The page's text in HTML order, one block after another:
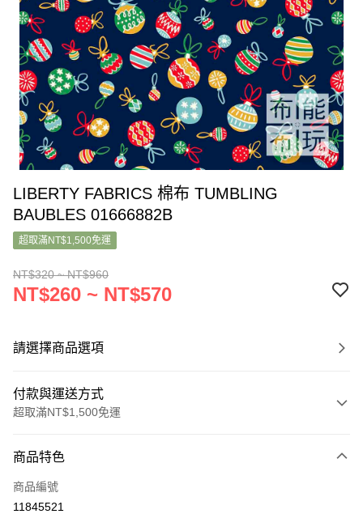
LIBERTY FABRICS 棉布 TUMBLING
BAUBLES 01666882B
超取滿NT$1,500免運
NT$320 ~ NT$960
NT$260 ~ NT$570
請選擇商品選項
付款與運送方式
超取滿NT$1,500免運
信用卡一次付款
超商取貨付款
商品特色
商品編號
11845521